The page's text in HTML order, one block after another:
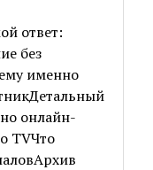
ответ:
без
именно
онлайн-
TVЧто